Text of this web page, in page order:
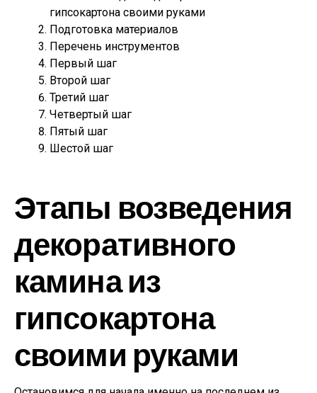
гипсокартона своими руками
Подготовка материалов
Перечень инструментов
Первый шаг
Второй шаг
Третий шаг
Четвертый шаг
Пятый шаг
Шестой шаг
Этапы возведения
декоративного
камина из
гипсокартона
своими руками